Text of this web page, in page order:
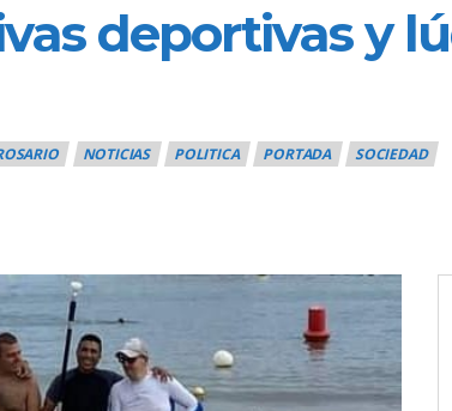
deportivas y
NOTICIAS POLITICA PORTADA SOCIEDAD